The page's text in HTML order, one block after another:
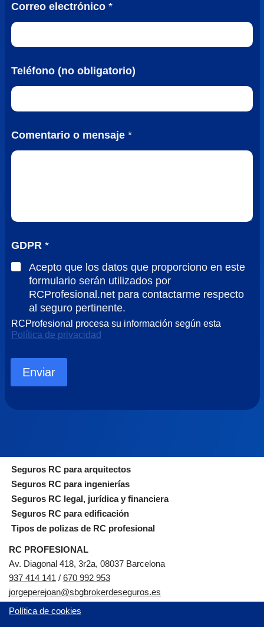
a
r
o
T
l
é
o
o
Correo electrónico*
Teléfono (no obligatorio)
Comentario o mensaje*
GDPR*
Acepto que los datos que proporciono en este
formulario serán utilizados por
RCProfesional.net para contactarme respecto
al seguro pertinente.
RCProfesional procesa su información según esta
Política de privacidad .
Enviar
Seguros RC para arquitectos
Seguros RC para ingenierías
Seguros RC legal, jurídica y financiera
Seguros RC para edificación
Tipos de polizas de RC profesional
RC PROFESIONAL
Av. Diagonal 418, 3r2a, 08037 Barcelona
937 414 141 / 670 992 953
jorgeperejoan@sbgbrokerdeseguros.es
Política de cookies